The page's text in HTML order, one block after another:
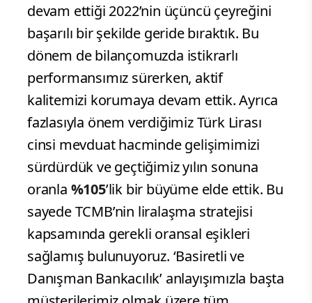
devam ettiği 2022’nin üçüncü çeyreğini
başarılı bir şekilde geride bıraktık. Bu
dönem de bilançomuzda istikrarlı
performansımız sürerken, aktif
kalitemizi korumaya devam ettik. Ayrıca
fazlasıyla önem verdiğimiz Türk Lirası
cinsi mevduat hacminde gelişimimizi
sürdürdük ve geçtiğimiz yılın sonuna
oranla %105’lik bir büyüme elde ettik. Bu
sayede TCMB’nin liralaşma stratejisi
kapsamında gerekli oransal eşikleri
sağlamış bulunuyoruz. ‘Basiretli ve
Danışman Bankacılık’ anlayışımızla başta